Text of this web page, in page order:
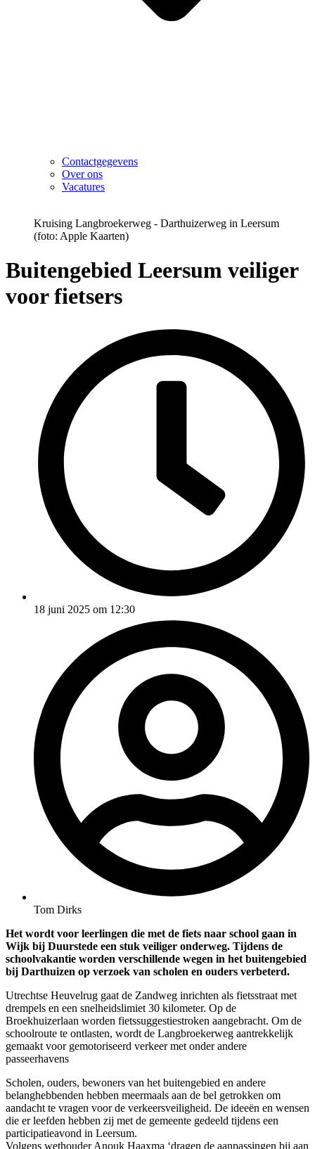
Contactgegevens
Over ons
Vacatures
Kruising Langbroekerweg - Darthuizerweg in Leersum
(foto: Apple Kaarten)
Buitengebied Leersum veiliger
voor fietsers
18 juni 2025 om 12:30
Tom Dirks
Het wordt voor leerlingen die met de fiets naar school gaan in
Wijk bij Duurstede een stuk veiliger onderweg. Tijdens de
schoolvakantie worden verschillende wegen in het buitengebied
bij Darthuizen op verzoek van scholen en ouders verbeterd.
Utrechtse Heuvelrug gaat de Zandweg inrichten als fietsstraat met
drempels en een snelheidslimiet 30 kilometer. Op de
Broekhuizerlaan worden fietssuggestiestroken aangebracht. Om de
schoolroute te ontlasten, wordt de Langbroekerweg aantrekkelijk
gemaakt voor gemotoriseerd verkeer met onder andere
passeerhavens
Scholen, ouders, bewoners van het buitengebied en andere
belanghebbenden hebben meermaals aan de bel getrokken om
aandacht te vragen voor de verkeersveiligheid. De ideeën en wensen
die er leefden hebben zij met de gemeente gedeeld tijdens een
participatieavond in Leersum.
Volgens wethouder Anouk Haaxma ‘dragen de aanpassingen bij aan